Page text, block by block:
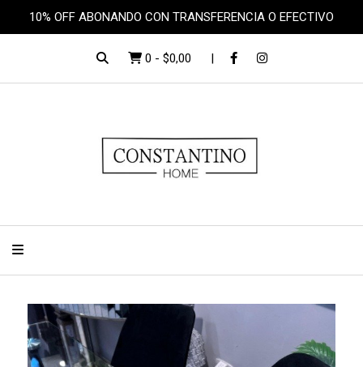
10% OFF ABONANDO CON TRANSFERENCIA O EFECTIVO
0 - $0,00